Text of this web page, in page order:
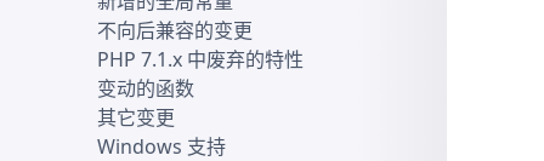
不向后兼容的变更
PHP 7.1.x 中废弃的特性
变动的函数
其它变更
Windows 支持